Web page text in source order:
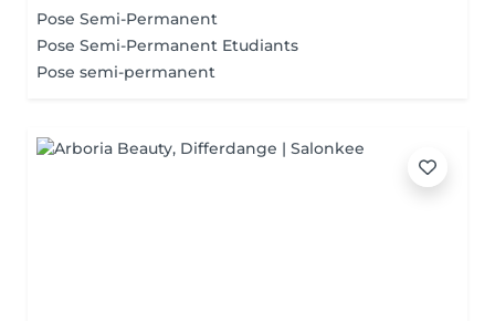
Pose Semi-Permanent
Pose Semi-Permanent Etudiants
Pose semi-permanent